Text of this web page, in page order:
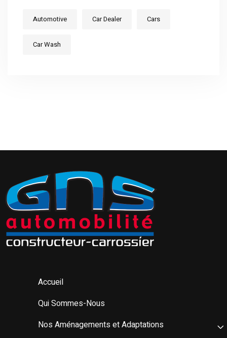
Automotive Car Dealer Cars
Car Wash
Accueil
Qui Sommes-Nous
Nos Aménagements et Adaptations